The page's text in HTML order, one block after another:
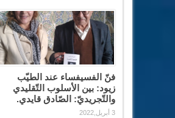
فنّ الفسيفساء عند الطيّب
زيود: بين الأسلوب التّقليدي
والتّجريديّ: الصّادق قايدي.
3 أبريل,2022